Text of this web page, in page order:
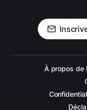
À propos de